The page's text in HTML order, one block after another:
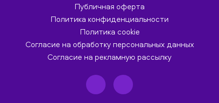
Публичная оферта
Политика конфиденциальности
Политика cookie
Согласие на обработку персональных данных
Согласие на рекламную рассылку